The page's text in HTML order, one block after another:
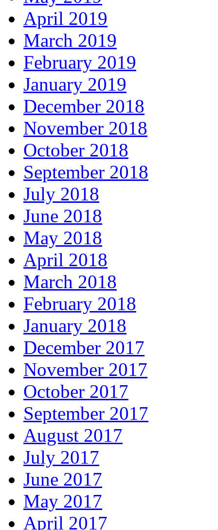
April 2019
March 2019
February 2019
January 2019
December 2018
November 2018
October 2018
September 2018
July 2018
June 2018
May 2018
April 2018
March 2018
February 2018
January 2018
December 2017
November 2017
October 2017
September 2017
August 2017
July 2017
June 2017
May 2017
April 2017